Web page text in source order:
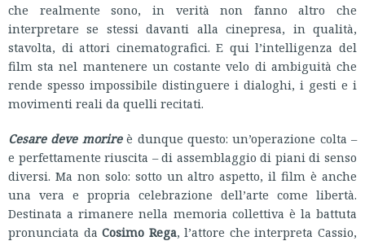
che realmente sono, in verità non fanno altro che
interpretare se stessi davanti alla cinepresa, in qualità,
stavolta, di attori cinematografici. E qui l’intelligenza del
film sta nel mantenere un costante velo di ambiguità che
rende spesso impossibile distinguere i dialoghi, i gesti e i
movimenti reali da quelli recitati.
Cesare deve morire è dunque questo: un’operazione colta –
e perfettamente riuscita – di assemblaggio di piani di senso
diversi. Ma non solo: sotto un altro aspetto, il film è anche
una vera e propria celebrazione dell’arte come libertà.
Destinata a rimanere nella memoria collettiva è la battuta
pronunciata daCosimo Rega, l’attore che interpreta Cassio,